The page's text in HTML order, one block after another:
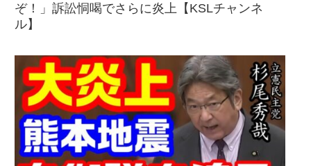
ぞ！」訴訟恫喝でさらに炎上【KSLチャンネ
ル】